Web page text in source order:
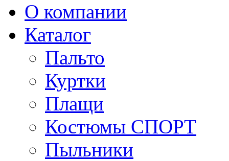
О компании
Каталог
Пальто
Куртки
Плащи
Костюмы СПОРТ
Пыльники